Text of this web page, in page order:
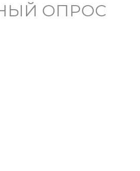
ОПРОС